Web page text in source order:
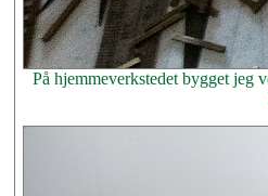
På hjemmeverkstedet bygget jeg